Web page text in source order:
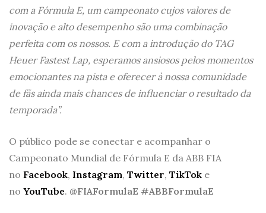
com a Fórmula E, um campeonato cujos valores de
inovação e alto desempenho são uma combinação
perfeita com os nossos. E com a introdução do TAG
Heuer Fastest Lap, esperamos ansiosos pelos momentos
emocionantes na pista e oferecer à nossa comunidade
de fãs ainda mais chances de influenciar o resultado da
temporada”.
O público pode se conectar e acompanhar o
Campeonato Mundial de Fórmula E da ABB FIA
no Facebook, Instagram, Twitter, TikTok e
no YouTube. @FIAFormulaE #ABBFormulaE